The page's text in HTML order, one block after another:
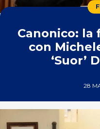
Canonico: la
con
‘Suor’
28